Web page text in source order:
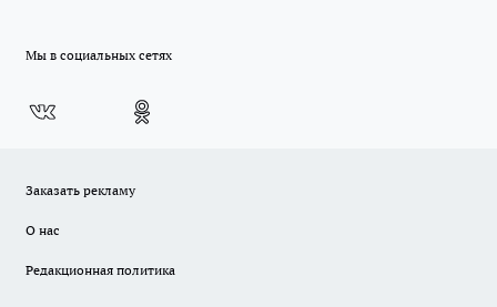
Мы в социальных сетях
Заказать рекламу
О нас
Редакционная политика